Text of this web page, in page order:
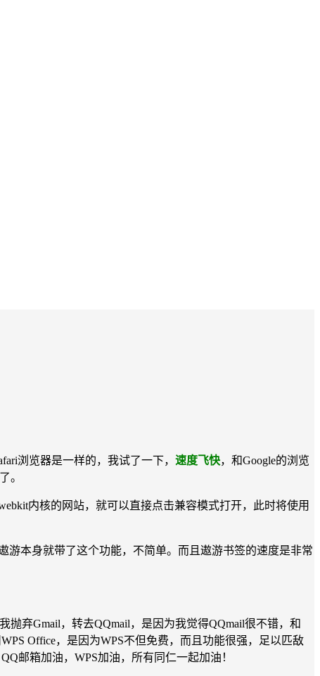
浏览器是一样的，我试了一下， 速度飞快，和Google的浏览
。
内核的网站，就可以直接点击兼容模式打开，此时将使用
游本身就带了这个功能，不简单。而且遨游书签的速度是非常
弃Gmail，转去QQmail，是因为我觉得QQmail很不错，和
Office，是因为WPS不但免费，而且功能很强，足以匹敌
邮箱加油，WPS加油，所有同仁一起加油！